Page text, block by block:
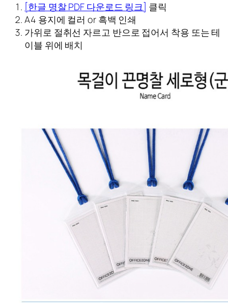
[한글 명찰 PDF 다운로드 링크] 클릭
A4 용지에 컬러 or 흑백 인쇄
가위로 절취선 자르고 반으로 접어서 착용 또는 테
이블 위에 배치